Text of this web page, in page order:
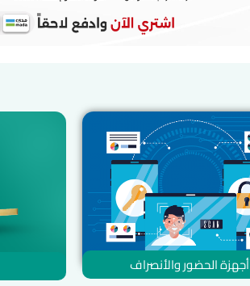
أجهزة الحضور والأنصراف